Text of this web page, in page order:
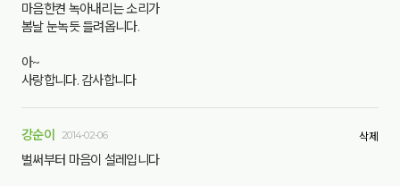
마음한켠 녹아내리는 소리가
봄날 눈녹듯 들려옵니다.
아~
사랑합니다. 감사합니다
강순이 2014-02-06 삭제
벌써부터 마음이 설레입니다